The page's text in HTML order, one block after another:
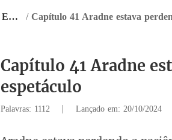
A DEUSA DESTINADA AO ESQUECIDO REI ALFA /
Capítulo 41 Aradne
espetáculo
Palavras: 1112 | Lançado em: 20/10/2024